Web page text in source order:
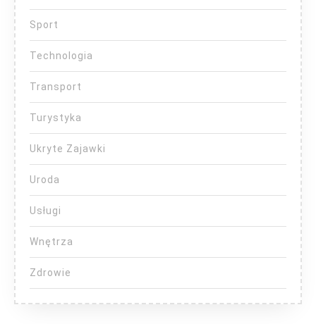
Sport
Technologia
Transport
Turystyka
Ukryte Zajawki
Uroda
Usługi
Wnętrza
Zdrowie